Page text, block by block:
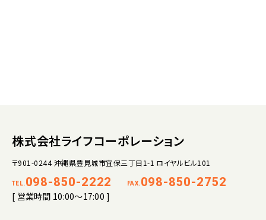
株式会社ライフコーポレーション
〒901-0244 沖縄県豊見城市宜保三丁目1-1 ロイヤルビル101
TEL. 098-850-2222 FAX. 098-850-2752
[ 営業時間 10:00～17:00 ]